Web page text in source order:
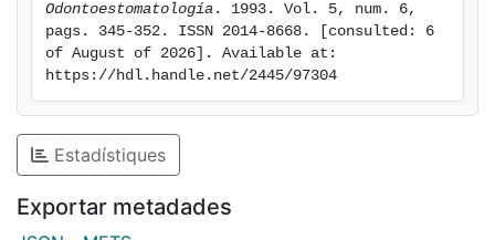
Odontoestomatología . 1993. Vol. 5, num. 6,
pags. 345-352. ISSN 2014-8668. [consulted: 6
of August of 2026]. Available at:
https://hdl.handle.net/2445/97304
Estadístiques
Exportar metadades